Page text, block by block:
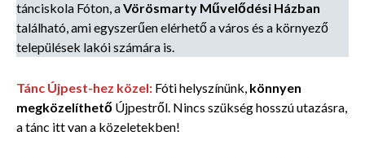
tánciskola Fóton, aVörösmarty Művelődési Házban
található, ami egyszerűen elérhető a város és a környező
települések lakói számára is.
Tánc Újpest-hez közel: Fóti helyszínünk, könnyen
megközelíthető Újpestről. Nincs szükség hosszú utazásra,
a tánc itt van a közeletekben!